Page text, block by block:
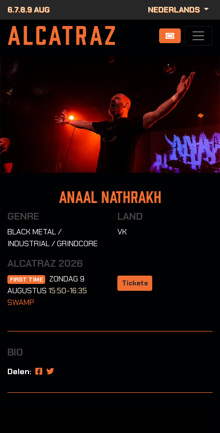
6.7.8.9 AUG NEDERLANDS
Anaal Nathrakh
GENRE
BLACK METAL /
INDUSTRIAL / GRINDCORE
LAND
VK
ALCATRAZ 2026
FIRST TIME
ZONDAG 9
AUGUSTUS 15:50-16:35
SWAMP
Tickets
BIO
Delen: